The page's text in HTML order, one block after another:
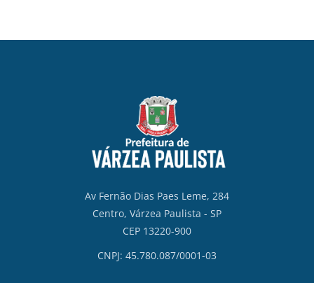
Av Fernão Dias Paes Leme, 284
Centro, Várzea Paulista - SP
CEP 13220-900
CNPJ: 45.780.087/0001-03